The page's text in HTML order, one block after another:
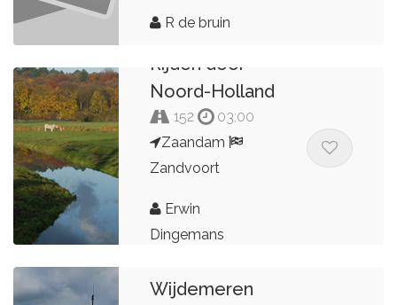
R de bruin
Rijden door
Noord-Holland
152
03:00
Zaandam
Zandvoort
Erwin
Dingemans
Wijdemeren